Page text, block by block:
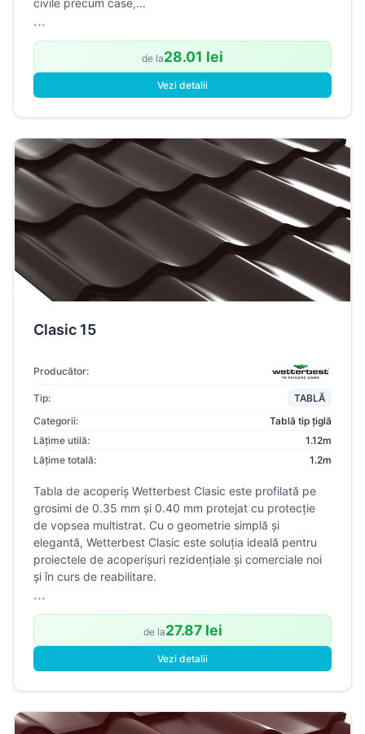
...
de la28.01 lei
Vezi detalii
Clasic 15
Producător:
Tip:
TABLĂ
Categorii:
Tablă tip țiglă
Lățime utilă:
1.12m
Lățime totală:
1.2m
Tabla de acoperiș Wetterbest Clasic este profilată pe
grosimi de 0.35 mm și 0.40 mm protejat cu protecție
de vopsea multistrat. Cu o geometrie simplă și
elegantă, Wetterbest Clasic este soluția ideală pentru
proiectele de acoperișuri rezidențiale și comerciale noi
și în curs de reabilitare.
...
de la27.87 lei
Vezi detalii